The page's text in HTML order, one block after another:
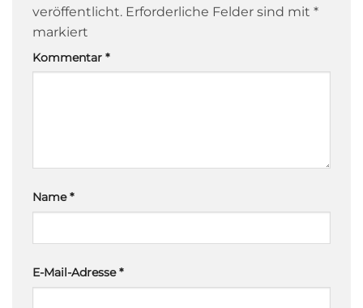
veröffentlicht. Erforderliche Felder sind mit *
markiert
Kommentar *
Name*
E-Mail-Adresse*